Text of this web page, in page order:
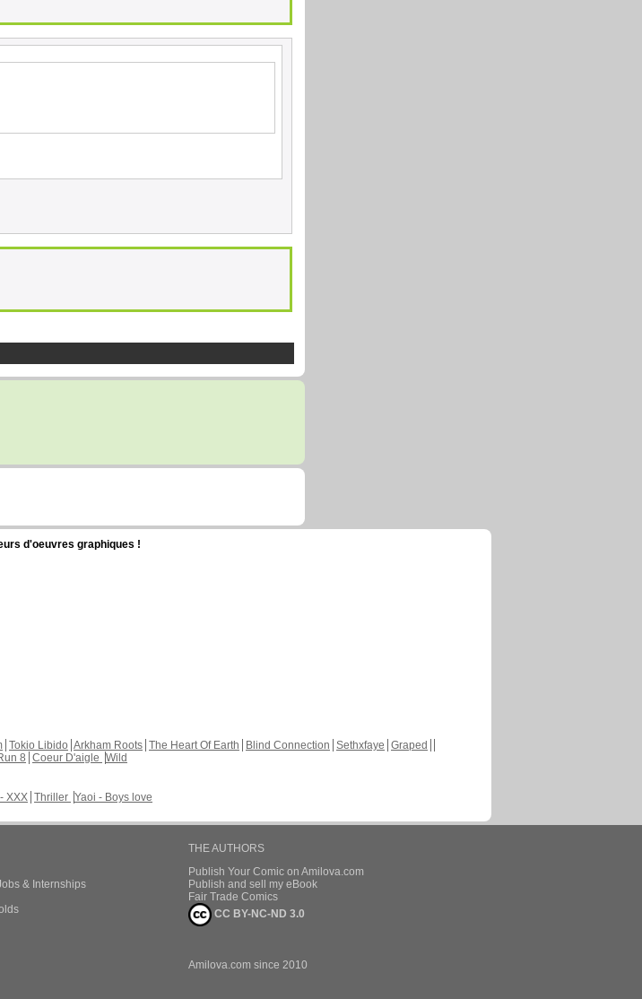
d'oeuvres graphiques !
Tokio Libido Arkham Roots The Heart Of Earth Blind Connection Sethxfaye Graped
8 Coeur D'aigle Wild
XXX Thriller Yaoi - Boys love
& Internships
THE AUTHORS
Publish Your Comic on Amilova.com
Publish and sell my eBook
Fair Trade Comics
CC BY-NC-ND 3.0
Amilova.com since 2010